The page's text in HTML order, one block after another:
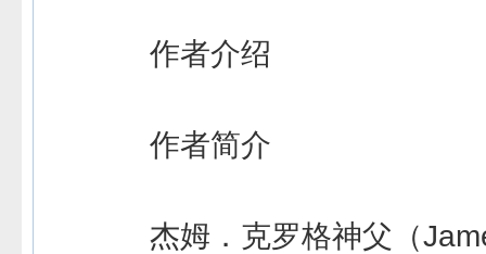
作者介绍
作者简介
杰姆．克罗格神父（